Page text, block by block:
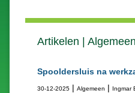
Artikelen | Algemeen
Spooldersluis na
30-12-2025 | Algemeen | Ingmar